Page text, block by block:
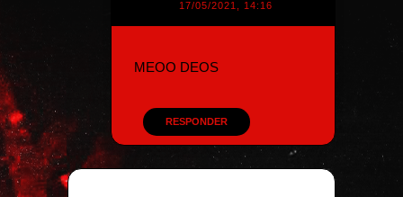
17/05/2021, 14:16
MEOO DEOS
RESPONDER